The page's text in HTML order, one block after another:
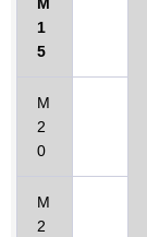
1
5
M
2
0
M
2